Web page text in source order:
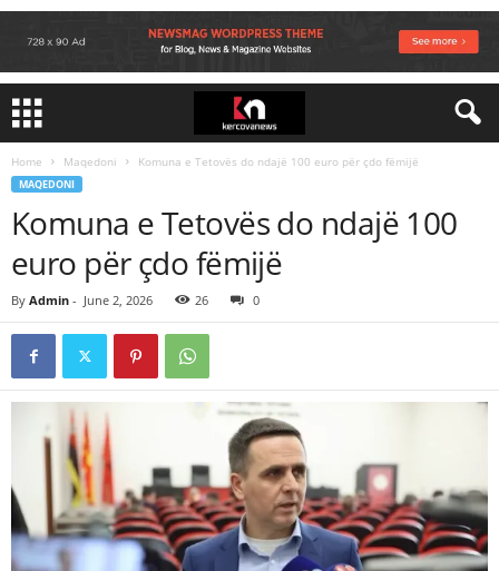
Home Maqedoni Komuna e Tetovës do ndajë 100 euro për çdo fëmijë
MAQEDONI
Komuna e Tetovës do ndajë 100
euro për çdo fëmijë
By Admin - June 2, 2026 26 0